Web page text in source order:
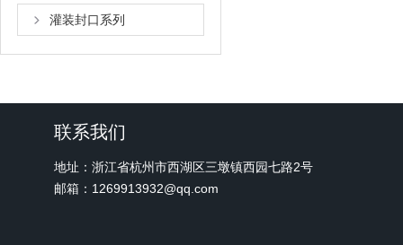
灌装封口系列
联系我们
地址：浙江省杭州市西湖区三墩镇西园七路2号
邮箱：1269913932@qq.com